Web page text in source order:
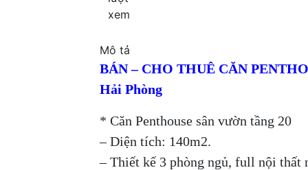
xem
Mô tả
BÁN – CHO THUÊ CĂN
Hải Phòng
* Căn Penthouse sân vườn tầng 20
– Diện tích: 140m2.
– Thiết kế 3 phòng ngủ, full nội thất